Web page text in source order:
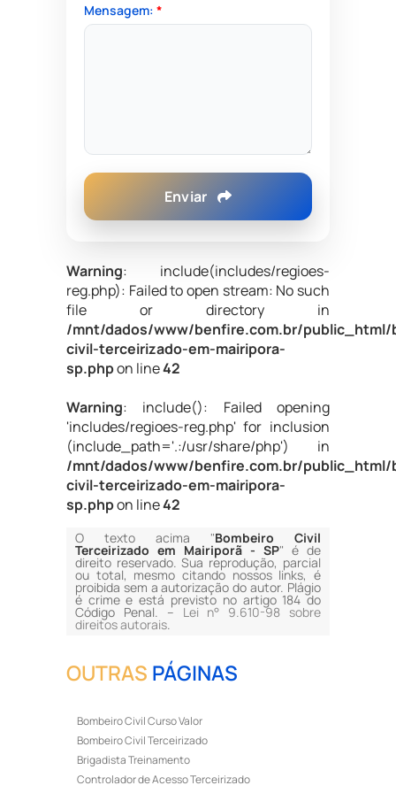
Mensagem: *
Enviar
Warning: include(includes/regioes-
reg.php): Failed to open stream: No such
file or directory in
/mnt/dados/www/benfire.com.br/public_html/
civil-terceirizado-em-mairipora-
sp.phpon line42
Warning: include(): Failed opening
'includes/regioes-reg.php' for inclusion
(include_path='.:/usr/share/php') in
/mnt/dados/www/benfire.com.br/public_html/
civil-terceirizado-em-mairipora-
sp.phpon line42
O texto acima "Bombeiro Civil
Terceirizado em Mairiporã - SP" é de
direito reservado. Sua reprodução, parcial
ou total, mesmo citando nossos links, é
proibida sem a autorização do autor. Plágio
é crime e está previsto no artigo 184 do
Código Penal. – Lei n° 9.610-98 sobre
direitos autorais.
OUTRAS PÁGINAS
Bombeiro Civil Curso Valor
Bombeiro Civil Terceirizado
Brigadista Treinamento
Controlador de Acesso Terceirizado